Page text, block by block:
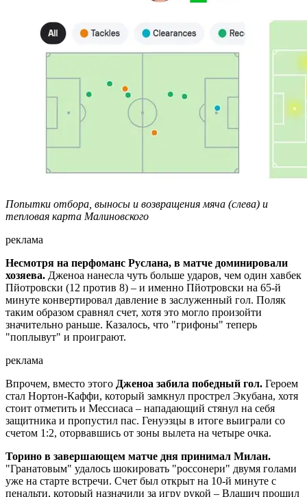
Попытки отбора, выносы и возвращения мяча (слева) и
тепловая карта Малиновского
реклама
Несмотря на перфоманс Руслана, в матче доминировали
хозяева. Дженоа нанесла чуть больше ударов, чем один хавбек
Пйотровски (12 против 8) – и именно Пйотровски на 65-й
минуте конвертировал давление в заслуженный гол. Поляк
таким образом сравнял счет, хотя это могло произойти
значительно раньше. Казалось, что "грифоны" теперь
"поплывут" и проиграют.
реклама
Впрочем, вместо этого Дженоа забила победный гол. Героем
стал Нортон-Каффи, который замкнул прострел Экубана, хотя
стоит отметить и Мессиаса – нападающий стянул на себя
защитника и пропустил пас. Генуэзцы в итоге выиграли со
счетом 1:2, оторвавшись от зоны вылета на четыре очка.
Торино в завершающем матче дня принимал Милан.
"Гранатовым" удалось шокировать "россонери" двумя голами
уже на старте встречи. Счет был открыт на 10-й минуте с
пенальти, который назначили за игру рукой – Влашич прошил